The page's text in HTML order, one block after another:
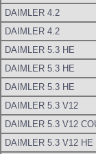
DAIMLER 4.2
DAIMLER 4.2
DAIMLER 5.3 HE
DAIMLER 5.3 HE
DAIMLER 5.3 HE
DAIMLER 5.3 V12
DAIMLER 5.3 V12
DAIMLER 5.3 V12 HE